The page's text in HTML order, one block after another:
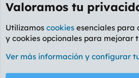
Etiquetas
Cookies
PL OLDSTYLE
Valoramos tu
Utilizamos cookies esenciales para
y cookies opcionales para mejorar
Ver más información y configurar